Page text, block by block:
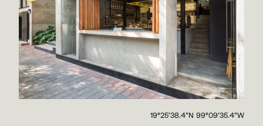
19°25'38.4"N 99°09'35.4"W